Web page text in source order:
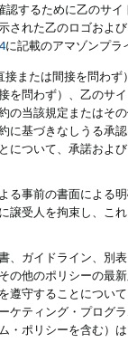
するために乙のサ
された乙のロゴおよ
に記載のアマゾンプ
または間接を問わ
を問わず）、乙のサ
の当該規定またはそ
に基づきなしうる承
について、承諾およ
る事前の書面による
譲受人を拘束し、こ
、ガイドライン、別
の他のポリシーの最
遵守することにつ
ケティング・プログ
・ポリシーを含む）